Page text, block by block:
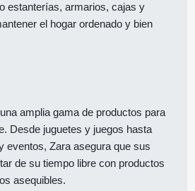
estanterías, armarios, cajas y
el hogar ordenado y bien
amplia gama de productos para
Desde juguetes y juegos hasta
eventos, Zara asegura que sus
de su tiempo libre con productos
asequibles.